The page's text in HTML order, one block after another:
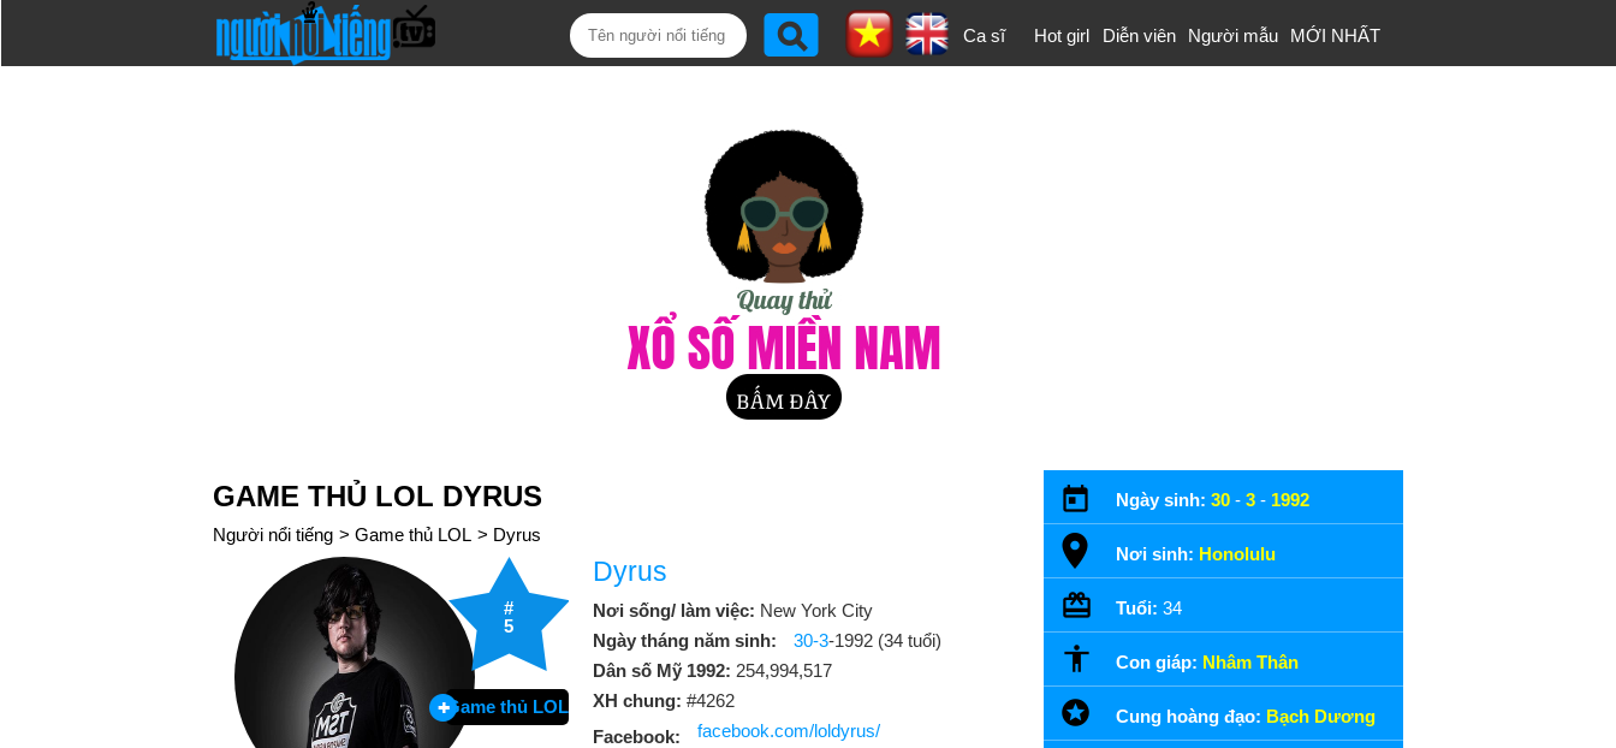
Ca sĩ Hot girl Diễn viên Người mẫu MỚI NHẤT
GAME THỦ LOL DYRUS
Người nổi tiếng > Game thủ LOL > Dyrus
#
5
Game thủ LOL
Dyrus
Nơi sống/ làm việc: New York City
Ngày tháng năm sinh:
30-3-1992 (34 tuổi)
Dân số Mỹ 1992: 254,994,517
XH chung: #4262
Facebook:
facebook.com/loldyrus/
Ngày sinh: 30 - 3 - 1992
Nơi sinh: Honolulu
Tuổi: 34
Con giáp: Nhâm Thân
Cung hoàng đạo: Bạch Dương